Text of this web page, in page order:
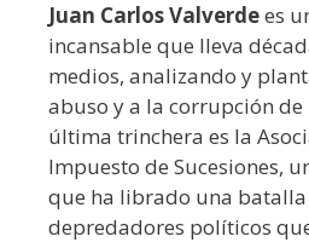
Juan Carlos Valverdees
incansable que lleva
medios, analizando y
abuso y a la corrupción de
última trinchera es la
Impuesto de Sucesiones,
que ha librado una
depredadores políticos